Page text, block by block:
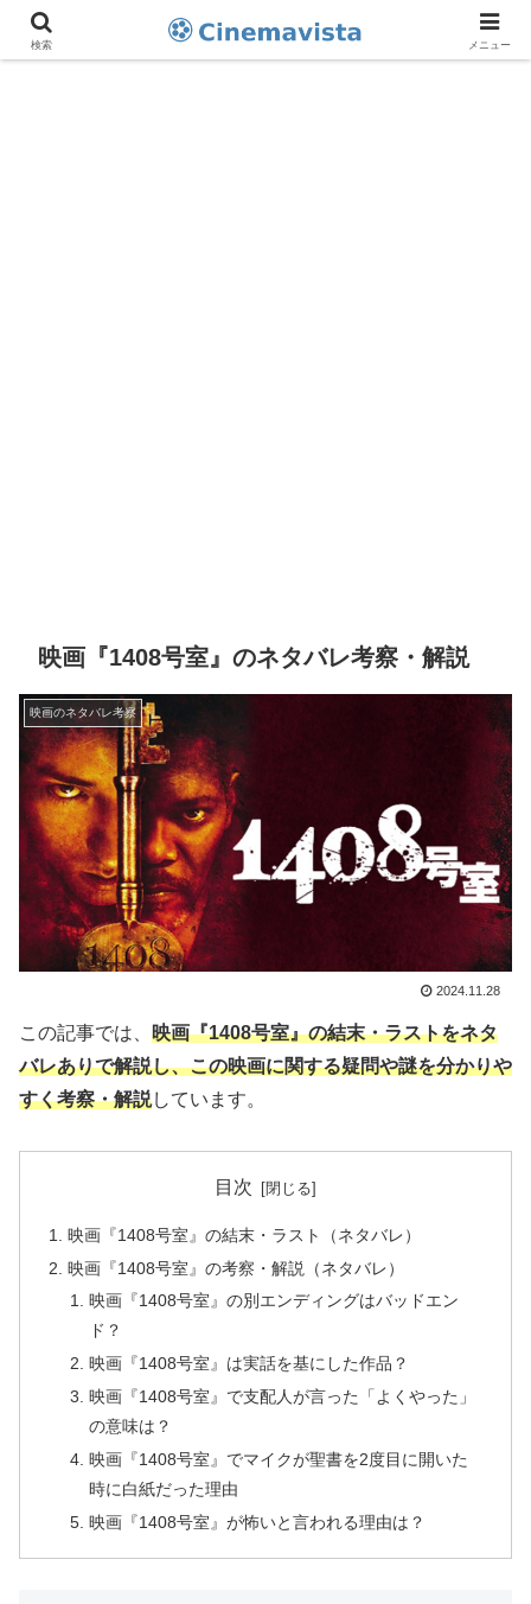
映画『1408号室』のネタバレ考察・解説
映画のネタバレ考察
2024.11.28
この記事では、 映画『1408号室』の結末・ラストをネタ
バレありで解説し、この映画に関する疑問や謎を分かりや
すく考察・解説しています。
目次
映画『1408号室』の結末・ラスト（ネタバレ）
映画『1408号室』の考察・解説（ネタバレ）
映画『1408号室』の別エンディングはバッドエン
ド？
映画『1408号室』は実話を基にした作品？
映画『1408号室』で支配人が言った「よくやった」
の意味は？
映画『1408号室』でマイクが聖書を2度目に開いた
時に白紙だった理由
映画『1408号室』が怖いと言われる理由は？
検索 メニュー